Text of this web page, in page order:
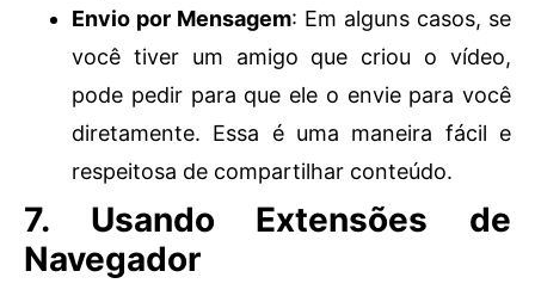
Envio por Mensagem: Em alguns casos, se
você tiver um amigo que criou o vídeo,
pode pedir para que ele o envie para você
diretamente. Essa é uma maneira fácil e
respeitosa de compartilhar conteúdo.
7. Usando Extensões de
Navegador